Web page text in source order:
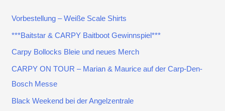
a
c
h
:
Vorbestellung – Weiße Scale Shirts
***Baitstar & CARPY Baitboot Gewinnspiel***
Carpy Bollocks Bleie und neues Merch
CARPY ON TOUR – Marian & Maurice auf der Carp-Den-
Bosch Messe
Black Weekend bei der Angelzentrale